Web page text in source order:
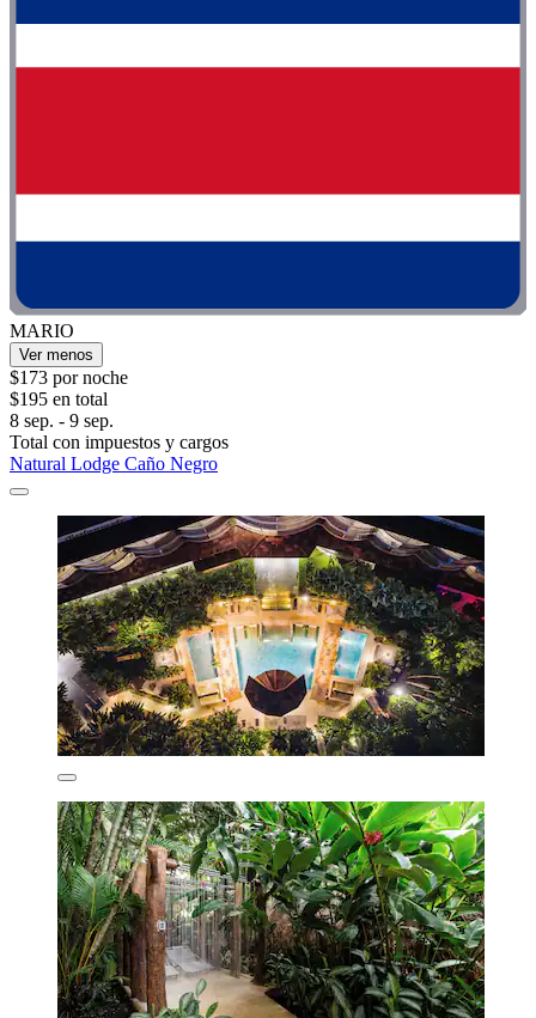
MARIO
Ver menos
$173 por noche
$195 en total
8 sep. - 9 sep.
Total con impuestos y cargos
Natural Lodge Caño Negro